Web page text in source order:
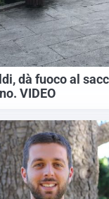
dà fuoco al
VIDEO